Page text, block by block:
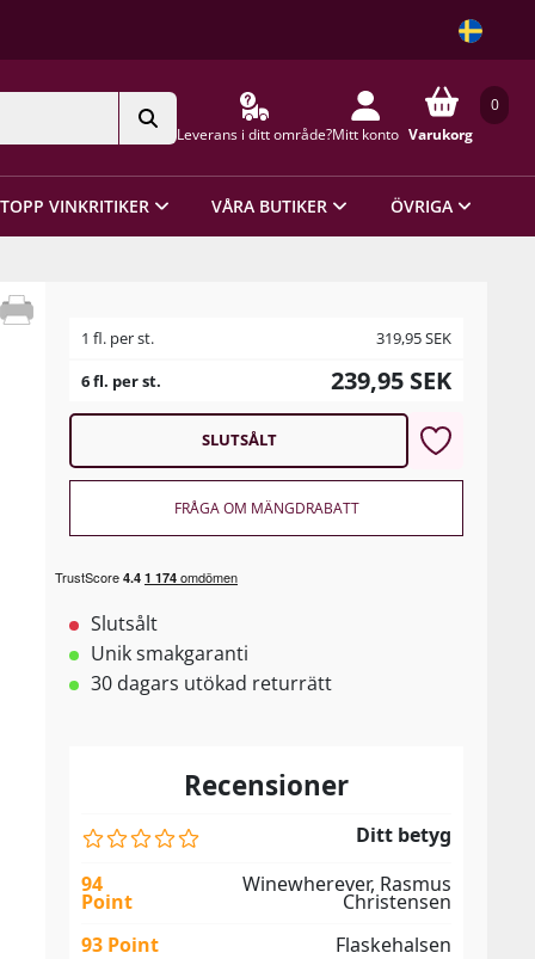
Leverans i ditt område?Mitt konto
0
Varukorg
TOPP VINKRITIKER VÅRA BUTIKER ÖVRIGA
1 fl. per st. 319,95SEK
6 fl. per st.
239,95 SEK
SLUTSÅLT
FRÅGA OM MÄNGDRABATT
Slutsålt
Unik smakgaranti
30 dagars utökad returrätt
Recensioner
Ditt betyg
94
Point
Winewherever, Rasmus
Christensen
93 Point
Flaskehalsen